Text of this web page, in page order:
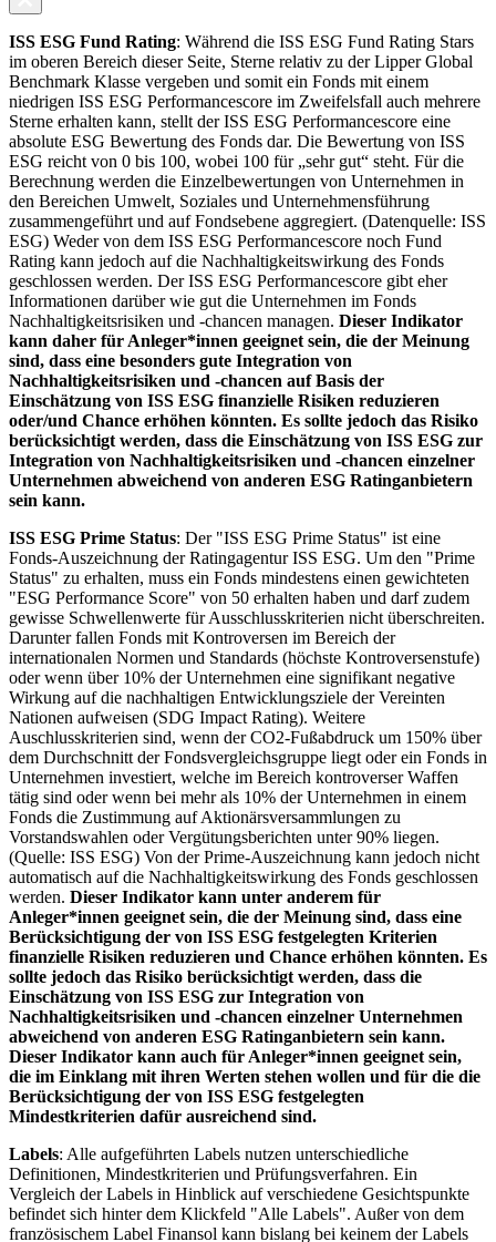
ISS ESG Fund Rating: Während die ISS ESG Fund Rating Stars
im oberen Bereich dieser Seite, Sterne relativ zu der Lipper Global
Benchmark Klasse vergeben und somit ein Fonds mit einem
niedrigen ISS ESG Performancescore im Zweifelsfall auch mehrere
Sterne erhalten kann, stellt der ISS ESG Performancescore eine
absolute ESG Bewertung des Fonds dar. Die Bewertung von ISS
ESG reicht von 0 bis 100, wobei 100 für „sehr gut“ steht. Für die
Berechnung werden die Einzelbewertungen von Unternehmen in
den Bereichen Umwelt, Soziales und Unternehmensführung
zusammengeführt und auf Fondsebene aggregiert. (Datenquelle: ISS
ESG) Weder von dem ISS ESG Performancescore noch Fund
Rating kann jedoch auf die Nachhaltigkeitswirkung des Fonds
geschlossen werden. Der ISS ESG Performancescore gibt eher
Informationen darüber wie gut die Unternehmen im Fonds
Nachhaltigkeitsrisiken und -chancen managen. Dieser Indikator
kann daher für Anleger*innen geeignet sein, die der Meinung
sind, dass eine besonders gute Integration von
Nachhaltigkeitsrisiken und -chancen auf Basis der
Einschätzung von ISS ESG finanzielle Risiken reduzieren
oder/und Chance erhöhen könnten. Es sollte jedoch das Risiko
berücksichtigt werden, dass die Einschätzung von ISS ESG zur
Integration von Nachhaltigkeitsrisiken und -chancen einzelner
Unternehmen abweichend von anderen ESG Ratinganbietern
sein kann.
ISS ESG Prime Status: Der "ISS ESG Prime Status" ist eine
Fonds-Auszeichnung der Ratingagentur ISS ESG. Um den "Prime
Status" zu erhalten, muss ein Fonds mindestens einen gewichteten
"ESG Performance Score" von 50 erhalten haben und darf zudem
gewisse Schwellenwerte für Ausschlusskriterien nicht überschreiten.
Darunter fallen Fonds mit Kontroversen im Bereich der
internationalen Normen und Standards (höchste Kontroversenstufe)
oder wenn über 10% der Unternehmen eine signifikant negative
Wirkung auf die nachhaltigen Entwicklungsziele der Vereinten
Nationen aufweisen (SDG Impact Rating). Weitere
Auschlusskriterien sind, wenn der CO2-Fußabdruck um 150% über
dem Durchschnitt der Fondsvergleichsgruppe liegt oder ein Fonds in
Unternehmen investiert, welche im Bereich kontroverser Waffen
tätig sind oder wenn bei mehr als 10% der Unternehmen in einem
Fonds die Zustimmung auf Aktionärsversammlungen zu
Vorstandswahlen oder Vergütungsberichten unter 90% liegen.
(Quelle: ISS ESG) Von der Prime-Auszeichnung kann jedoch nicht
automatisch auf die Nachhaltigkeitswirkung des Fonds geschlossen
werden. Dieser Indikator kann unter anderem für
Anleger*innen geeignet sein, die der Meinung sind, dass eine
Berücksichtigung der von ISS ESG festgelegten Kriterien
finanzielle Risiken reduzieren und Chance erhöhen könnten. Es
sollte jedoch das Risiko berücksichtigt werden, dass die
Einschätzung von ISS ESG zur Integration von
Nachhaltigkeitsrisiken und -chancen einzelner Unternehmen
abweichend von anderen ESG Ratinganbietern sein kann.
Dieser Indikator kann auch für Anleger*innen geeignet sein,
die im Einklang mit ihren Werten stehen wollen und für die die
Berücksichtigung der von ISS ESG festgelegten
Mindestkriterien dafür ausreichend sind.
Labels: Alle aufgeführten Labels nutzen unterschiedliche
Definitionen, Mindestkriterien und Prüfungsverfahren. Ein
Vergleich der Labels in Hinblick auf verschiedene Gesichtspunkte
befindet sich hinter dem Klickfeld "Alle Labels". Außer von dem
französischem Label Finansol kann bislang bei keinem der Labels